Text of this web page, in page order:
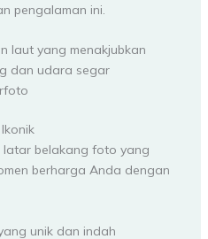
pengalaman ini.
laut yang menakjubkan
dan udara segar
latar belakang foto yang
berharga Anda dengan
unik dan indah